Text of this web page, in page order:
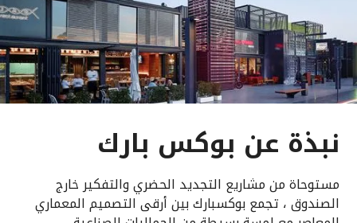
نبذة عن بوكس بارك
مستوحاة من مشاريع التجديد الحضري والتفكير خارج
الصندوق ، تجمع بوكسبارك بين أرقى التصميم المعماري